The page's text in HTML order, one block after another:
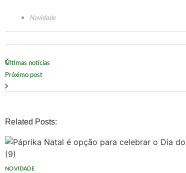
Novidade
Últimas notícias
Próximo post
Related Posts:
NOVIDADE